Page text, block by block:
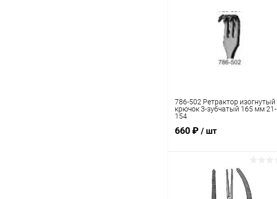
Купить в 1 клик
786-502 Ретрактор изогнутый
крючок 3-зубчатый 165 мм 21-
154
660 ₽ / шт
В корзину